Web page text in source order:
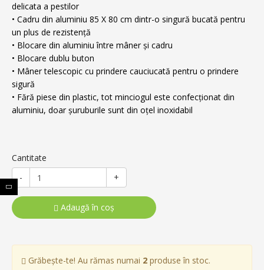
delicata a pestilor
• Cadru din aluminiu 85 X 80 cm dintr-o singură bucată pentru
un plus de rezistență
• Blocare din aluminiu între mâner și cadru
• Blocare dublu buton
• Mâner telescopic cu prindere cauciucată pentru o prindere
sigură
• Fără piese din plastic, tot minciogul este confecționat din
aluminiu, doar șuruburile sunt din oțel inoxidabil
Cantitate
-
+
Adaugă în coş
Grăbește-te! Au rămas numai 2 produse în stoc.